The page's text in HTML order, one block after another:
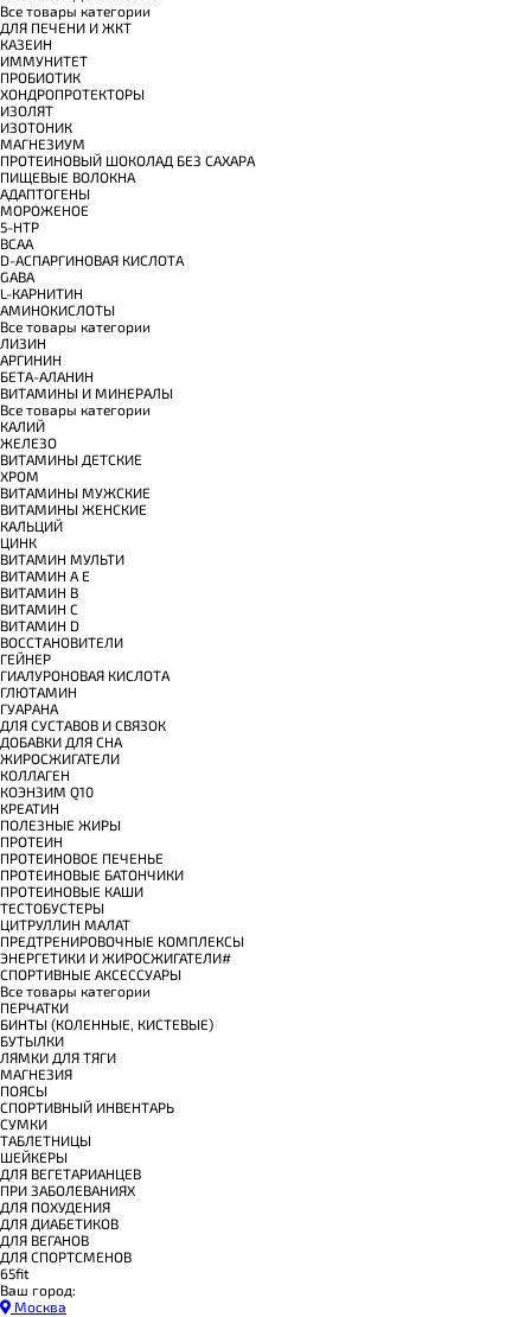
Все товары категории
ДЛЯ ПЕЧЕНИ И ЖКТ
КАЗЕИН
ИММУНИТЕТ
ПРОБИОТИК
ХОНДРОПРОТЕКТОРЫ
ИЗОЛЯТ
ИЗОТОНИК
МАГНЕЗИУМ
ПРОТЕИНОВЫЙ ШОКОЛАД БЕЗ САХАРА
ПИЩЕВЫЕ ВОЛОКНА
АДАПТОГЕНЫ
МОРОЖЕНОЕ
5-HTP
BCAA
D-АСПАРГИНОВАЯ КИСЛОТА
GABA
L-КАРНИТИН
АМИНОКИСЛОТЫ
Все товары категории
ЛИЗИН
АРГИНИН
БЕТА-АЛАНИН
ВИТАМИНЫ И МИНЕРАЛЫ
Все товары категории
КАЛИЙ
ЖЕЛЕЗО
ВИТАМИНЫ ДЕТСКИЕ
ХРОМ
ВИТАМИНЫ МУЖСКИЕ
ВИТАМИНЫ ЖЕНСКИЕ
КАЛЬЦИЙ
ЦИНК
ВИТАМИН МУЛЬТИ
ВИТАМИН A E
ВИТАМИН B
ВИТАМИН C
ВИТАМИН D
ВОССТАНОВИТЕЛИ
ГЕЙНЕР
ГИАЛУРОНОВАЯ КИСЛОТА
ГЛЮТАМИН
ГУАРАНА
ДЛЯ СУСТАВОВ И СВЯЗОК
ДОБАВКИ ДЛЯ СНА
ЖИРОСЖИГАТЕЛИ
КОЛЛАГЕН
КОЭНЗИМ Q10
КРЕАТИН
ПОЛЕЗНЫЕ ЖИРЫ
ПРОТЕИН
ПРОТЕИНОВОЕ ПЕЧЕНЬЕ
ПРОТЕИНОВЫЕ БАТОНЧИКИ
ПРОТЕИНОВЫЕ КАШИ
ТЕСТОБУСТЕРЫ
ЦИТРУЛЛИН МАЛАТ
ПРЕДТРЕНИРОВОЧНЫЕ КОМПЛЕКСЫ
ЭНЕРГЕТИКИ И ЖИРОСЖИГАТЕЛИ#
СПОРТИВНЫЕ АКСЕССУАРЫ
Все товары категории
ПЕРЧАТКИ
БИНТЫ (КОЛЕННЫЕ, КИСТЕВЫЕ)
БУТЫЛКИ
ЛЯМКИ ДЛЯ ТЯГИ
МАГНЕЗИЯ
ПОЯСЫ
СПОРТИВНЫЙ ИНВЕНТАРЬ
СУМКИ
ТАБЛЕТНИЦЫ
ШЕЙКЕРЫ
ДЛЯ ВЕГЕТАРИАНЦЕВ
ПРИ ЗАБОЛЕВАНИЯХ
ДЛЯ ПОХУДЕНИЯ
ДЛЯ ДИАБЕТИКОВ
ДЛЯ ВЕГАНОВ
ДЛЯ СПОРТСМЕНОВ
65fit
Ваш город:
Москва